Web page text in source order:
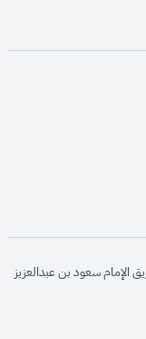
opens in
الإمام سعود بن عبدالعزيز